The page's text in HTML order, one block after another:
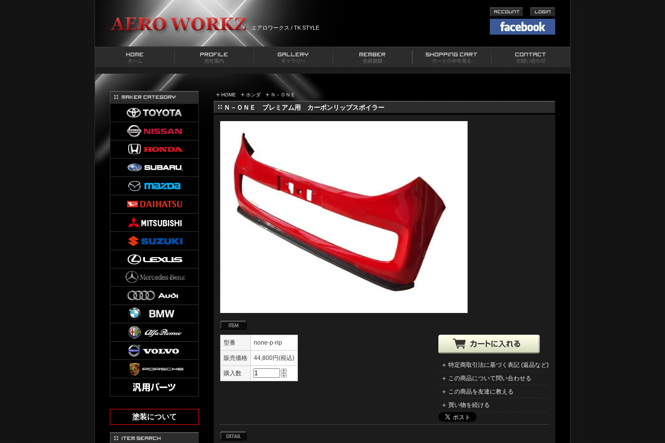
エアロワークス / TK STYLE
HOME ホンダ Ｎ－ＯＮＥ
Ｎ－ＯＮＥ プレミアム用 カーボンリップスポイラー
型番 none-p-rip
販売価格 44,800円(税込)
購入数
特定商取引法に基づく表記 (返品など)
この商品について問い合わせる
この商品を友達に教える
買い物を続ける
塗装について